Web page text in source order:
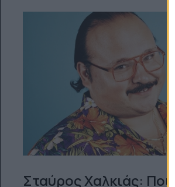
Σταύρος Χαλκιάς: